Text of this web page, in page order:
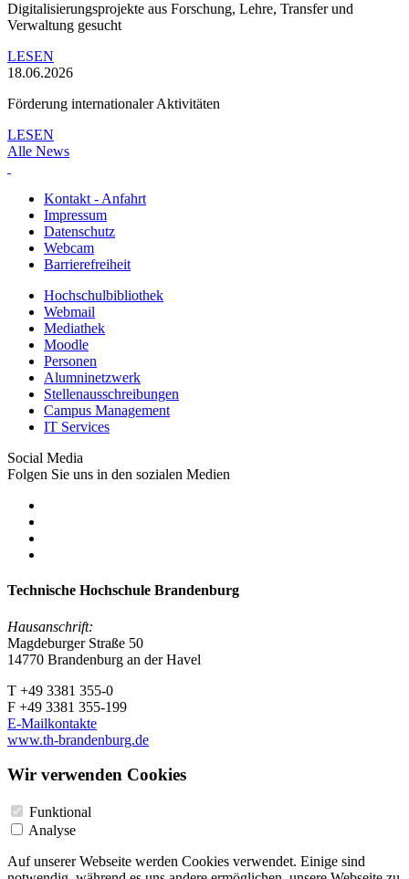
Digitalisierungsprojekte aus Forschung, Lehre, Transfer und
Verwaltung gesucht
LESEN
18.06.2026
Förderung internationaler Aktivitäten
LESEN
Alle News
Kontakt - Anfahrt
Impressum
Datenschutz
Webcam
Barrierefreiheit
Hochschulbibliothek
Webmail
Mediathek
Moodle
Personen
Alumninetzwerk
Stellenausschreibungen
Campus Management
IT Services
Social Media
Folgen Sie uns in den sozialen Medien
Technische Hochschule Brandenburg
Hausanschrift:
Magdeburger Straße 50
14770 Brandenburg an der Havel
T +49 3381 355-0
F +49 3381 355-199
E-Mailkontakte
www.th-brandenburg.de
Wir verwenden Cookies
Funktional
Analyse
Auf unserer Webseite werden Cookies verwendet. Einige sind